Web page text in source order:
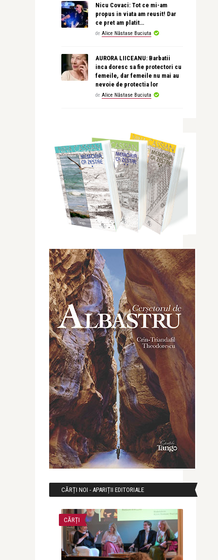
Nicu Covaci: Tot ce mi-am
propus in viata am reusit! Dar
ce pret am platit…
de Alice Năstase Buciuta
AURORA LIICEANU: Barbatii
inca doresc sa fie protectori cu
femeile, dar femeile nu mai au
nevoie de protectia lor
de Alice Năstase Buciuta
CĂRȚI NOI - APARIȚII EDITORIALE
CĂRȚI